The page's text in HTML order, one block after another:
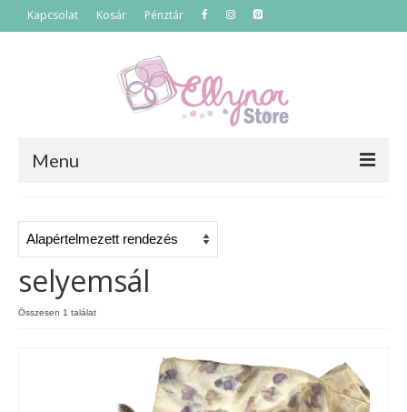
Kapcsolat Kosár Pénztár
Menu
Termékek
Szettek
Akciós termékek
Neszeszerek
selyemsál
Összesen 1 találat